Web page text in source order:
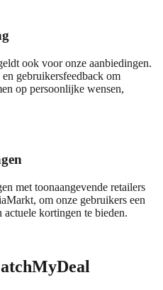
ook voor onze aanbiedingen.
gebruikersfeedback om
op persoonlijke wensen,
met toonaangevende retailers
om onze gebruikers een
actuele kortingen te bieden.